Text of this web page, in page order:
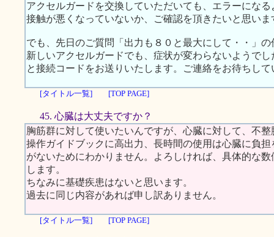
アクセルガードを交換していただいても、エラーにな
接触が悪くなっていないか、ご確認を頂きたいと思いま
でも、先日のご質問「出力も８０と最大にして・・」
新しいアクセルガードでも、症状が変わらないようで
と接続コードをお送りいたします。ご連絡をお待ちして
[タイトル一覧] [TOP PAGE]
45. 心臓は大丈夫ですか？
胸筋群に対して使いたいんですが、心臓に対して、不
操作ガイドブックに高出力、長時間の使用は心臓に負
がないためにわかりません。よろしければ、具体的な
します。
ちなみに基礎疾患はないと思います。
過去に同じ内容があれば申し訳ありません。
[タイトル一覧] [TOP PAGE]